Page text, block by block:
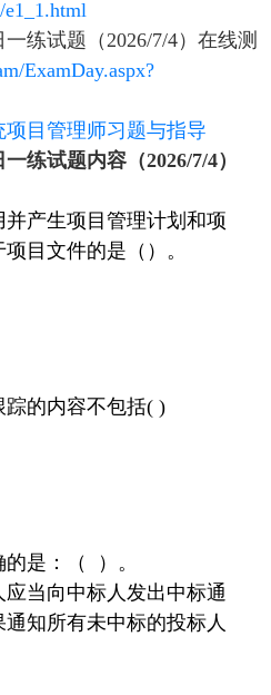
练试题（2026/7/4）在线测
ExamDay.aspx?
项目管理师习题与指导
练试题内容（2026/7/4）
产生项目管理计划和项
目文件的是（）。
的内容不包括( )
是：（ ）。
当向中标人发出中标通
知所有未中标的投标人